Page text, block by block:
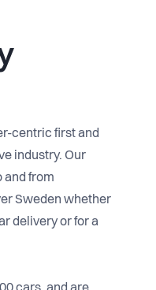
centric first and
industry. Our
and from
Sweden whether
delivery or for a